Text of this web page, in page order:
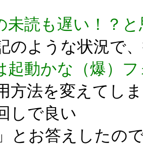
未読も遅い！？
のような状況で
起動かな（爆）
方法を変えてし
しで良い
とお答えしたの